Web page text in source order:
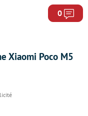
0
Xiaomi Poco M5